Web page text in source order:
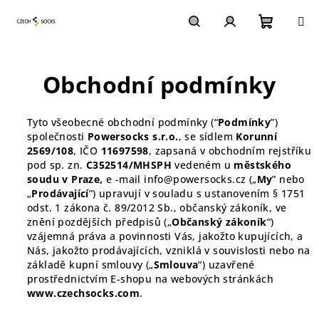
košík
Obchodní podmínky
Tyto všeobecné obchodní podmínky (“Podmínky”)
společnosti Powersocks s.r.o., se sídlem Korunní
2569/108, IČO 11697598, zapsaná v obchodním rejstříku
pod sp. zn. C352514/MHSPH vedeném u městského
soudu v Praze,e -mail info@powersocks.cz („My” nebo
„Prodávající”) upravují v souladu s ustanovením § 1751
odst. 1 zákona č. 89/2012 Sb., občanský zákoník, ve
znění pozdějších předpisů („Občanský zákoník“)
vzájemná práva a povinnosti Vás, jakožto kupujících, a
Nás, jakožto prodávajících, vzniklá v souvislosti nebo na
základě kupní smlouvy („Smlouva“) uzavřené
prostřednictvím E-shopu na webových stránkách
www.czechsocks.com.